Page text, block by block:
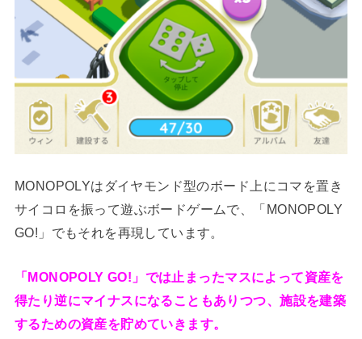
MONOPOLYはダイヤモンド型のボード上にコマを置き
サイコロを振って遊ぶボードゲームで、「MONOPOLY
GO!」でもそれを再現しています。
「MONOPOLY GO!」では止まったマスによって資産を
得たり逆にマイナスになることもありつつ、施設を建築
するための資産を貯めていきます。